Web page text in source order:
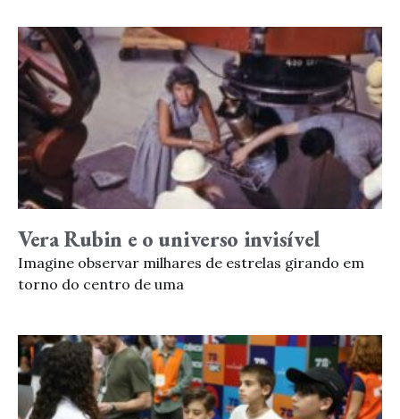
Vera Rubin e o universo invisível
Imagine observar milhares de estrelas girando em
torno do centro de uma